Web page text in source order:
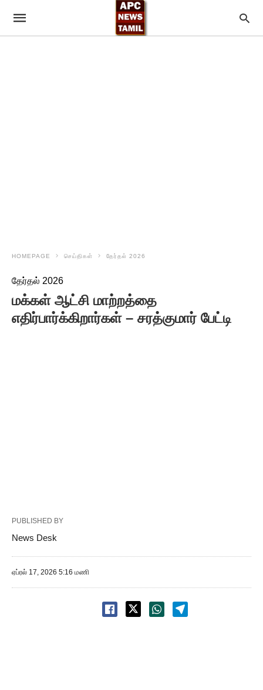
HOMEPAGE செய்திகள் தேர்தல் 2026
தேர்தல் 2026
மக்கள் ஆட்சி மாற்றத்தை
எதிர்பார்க்கிறார்கள் – சரத்குமார் பேட்டி
PUBLISHED BY
News Desk
ஏப்ரல் 17, 2026 5:16 மணி